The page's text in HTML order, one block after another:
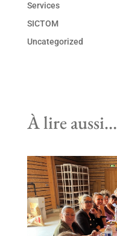
Services
SICTOM
Uncategorized
À lire aussi…